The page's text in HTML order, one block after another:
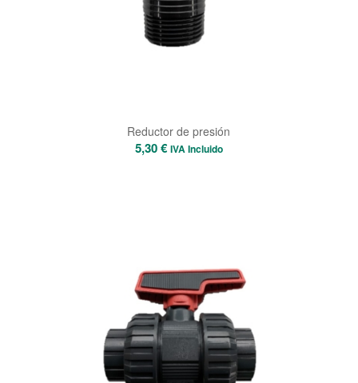
Reductor de presión
5,30€ IVA Incluido